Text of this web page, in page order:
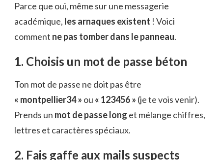
Parce que oui, même sur une messagerie
académique, les arnaques existent ! Voici
comment ne pas tomber dans le panneau.
1. Choisis un mot de passe béton
Ton mot de passe ne doit pas être
« montpellier34 » ou « 123456 » (je te vois venir).
Prends un mot de passe long et mélange chiffres,
lettres et caractères spéciaux.
2. Fais gaffe aux mails suspects